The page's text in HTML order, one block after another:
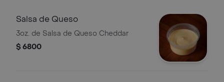
Salsa de Queso
3oz. de Salsa de Queso Cheddar
$ 6800